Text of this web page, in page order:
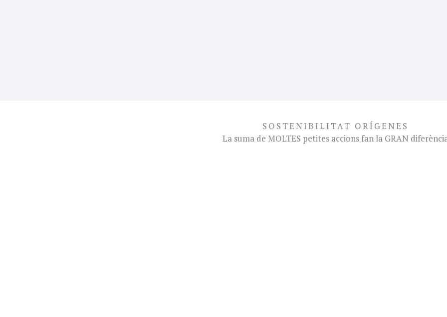
SOSTENIBILITAT ORÍGENES
La suma de MOLTES petites accions fan la GRAN